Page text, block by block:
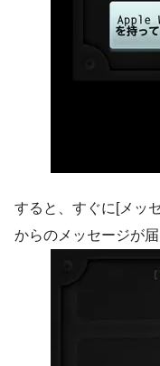
すると、すぐに[メッ
からのメッセージが届